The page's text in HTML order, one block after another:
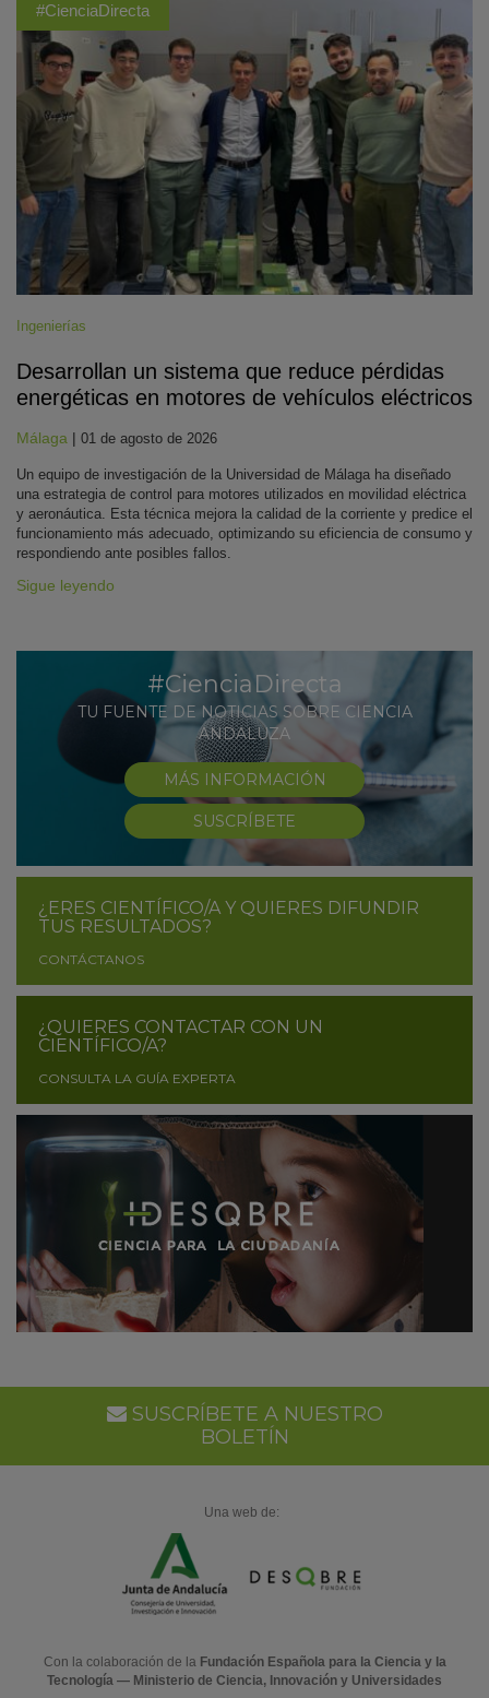
#CienciaDirecta
Ingenierías
Desarrollan un sistema que reduce pérdidas
energéticas en motores de vehículos eléctricos
Málaga | 01 de agosto de 2026
Un equipo de investigación de la Universidad de Málaga ha diseñado
una estrategia de control para motores utilizados en movilidad eléctrica
y aeronáutica. Esta técnica mejora la calidad de la corriente y predice el
funcionamiento más adecuado, optimizando su eficiencia de consumo y
respondiendo ante posibles fallos.
Sigue leyendo
#CienciaDirecta
TU FUENTE DE NOTICIAS SOBRE CIENCIA
ANDALUZA
MÁS INFORMACIÓN
SUSCRÍBETE
¿ERES CIENTÍFICO/A Y QUIERES DIFUNDIR
TUS RESULTADOS?
CONTÁCTANOS
¿QUIERES CONTACTAR CON UN
CIENTÍFICO/A?
CONSULTA LA GUÍA EXPERTA
SUSCRÍBETE A NUESTRO
BOLETÍN
Una web de:
Con la colaboración de la Fundación Española para la Ciencia y la
Tecnología — Ministerio de Ciencia, Innovación y Universidades